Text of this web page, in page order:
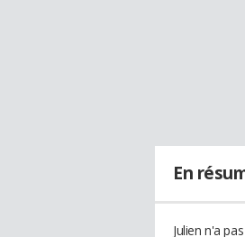
En
Julien n'a